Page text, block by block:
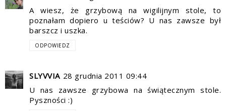
A wiesz, że grzybową na wigilijnym stole, to
poznałam dopiero u teściów? U nas zawsze był
barszcz i uszka.
ODPOWIEDZ
SLYVVIA 28 grudnia 2011 09:44
U nas zawsze grzybowa na świątecznym stole.
Pyszności :)